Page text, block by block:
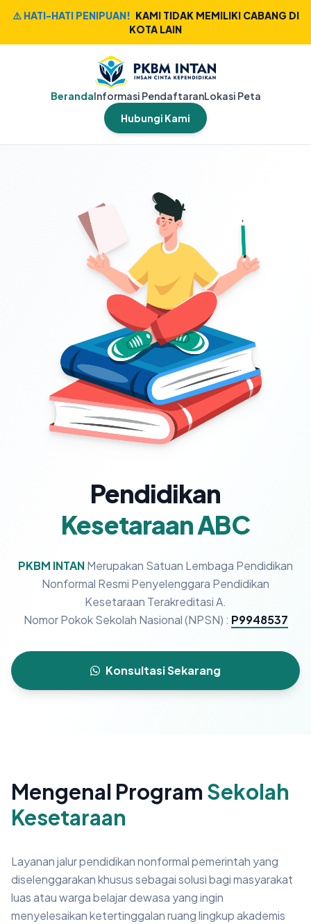
⚠️ HATI-HATI PENIPUAN! KAMI TIDAK MEMILIKI CABANG DI
KOTA LAIN
BerandaInformasi PendaftaranLokasi Peta
Hubungi Kami
Pendidikan
Kesetaraan ABC
PKBM INTANMerupakan Satuan Lembaga Pendidikan
Nonformal Resmi Penyelenggara Pendidikan
Kesetaraan Terakreditasi A.
Nomor Pokok Sekolah Nasional (NPSN) : P9948537
Konsultasi Sekarang
Mengenal Program Sekolah
Kesetaraan
Layanan jalur pendidikan nonformal pemerintah yang
diselenggarakan khusus sebagai solusi bagi masyarakat
luas atau warga belajar dewasa yang ingin
menyelesaikan ketertinggalan ruang lingkup akademis